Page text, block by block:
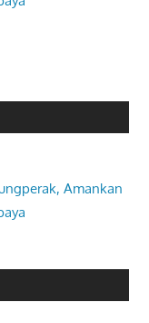
Amankan